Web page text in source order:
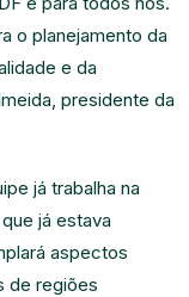
o planejamento da
e da
presidente da
já trabalha na
já estava
aspectos
de regiões